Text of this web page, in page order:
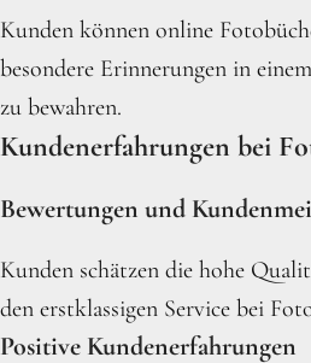
Kunden können online
besondere Erinnerungen in
zu bewahren.
Kundenerfahrungen bei
Bewertungen und
Kunden schätzen die hohe
den erstklassigen Service bei
Positive Kundenerfahrungen